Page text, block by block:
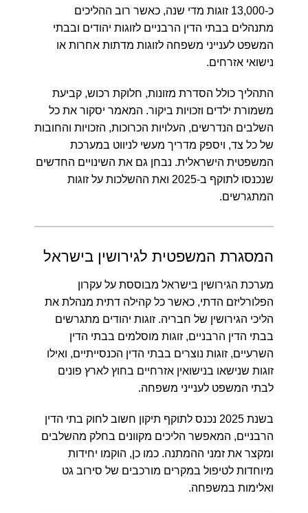
Court halts Knesset Finance C'ttee transfers
כ-13,000 זוגות מדי שנה, כאשר רוב ההליכים
מתנהלים בבתי הדין הרבניים לזוגות יהודים ובבתי
המשפט לענייני משפחה לזוגות מדתות אחרות או
נישואי אזרחים.
התהליך כולל הסדרת מזונות, חלוקת רכוש, קביעת
משמורת ילדים וזכויות ביקור. המאמר יסקור את כל
השלבים הנדרשים, העלויות הכרוכות, הזכויות והחובות
של כל צד, ויספק מדריך מעשי לניווט במערכת
המשפטית הישראלית. נבחן גם את השינויים החדשים
שנכנסו לתוקף ב-2025 ואת ההשלכות על זוגות
המתגרשים.
המסגרת המשפטית לגירושין בישראל
מערכת הגירושין בישראל מבוססת על עקרון
הפלורליזם הדתי, כאשר כל קהילה דתית מנהלת את
הליכי הגירושין של חבריה. זוגות יהודים מתגרשים
בבתי הדין הרבניים, זוגות מוסלמים בבתי הדין
השרעיים, זוגות נוצרים בבתי הדין הכנסייתיים, ואילו
זוגות שנישאו בנישואין אזרחיים בחוץ לארץ פונים
לבתי המשפט לענייני משפחה.
בשנת 2025 נכנס לתוקף תיקון חשוב לחוק בתי הדין
הרבניים, המאפשר הליכים מקוונים בחלק מהשלבים
ומקצר את זמני ההמתנה. כמו כן, הוקמו יחידות
מיוחדות לטיפול במקרים מורכבים של סירוב גט
ואלימות במשפחה.